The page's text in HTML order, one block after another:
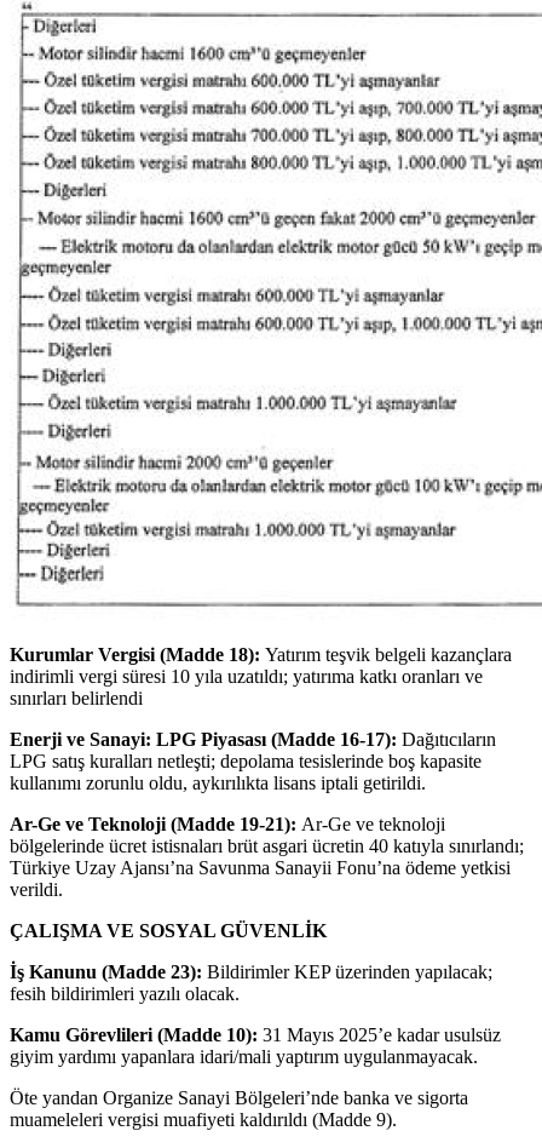
Kurumlar Vergisi (Madde 18): Yatırım teşvik belgeli kazançlara
indirimli vergi süresi 10 yıla uzatıldı; yatırıma katkı oranları ve
sınırları belirlendi
Enerji ve Sanayi: LPG Piyasası (Madde 16-17): Dağıtıcıların
LPG satış kuralları netleşti; depolama tesislerinde boş kapasite
kullanımı zorunlu oldu, aykırılıkta lisans iptali getirildi.
Ar-Ge ve Teknoloji (Madde 19-21): Ar-Ge ve teknoloji
bölgelerinde ücret istisnaları brüt asgari ücretin 40 katıyla sınırlandı;
Türkiye Uzay Ajansı’na Savunma Sanayii Fonu’na ödeme yetkisi
verildi.
ÇALIŞMA VE SOSYAL GÜVENLİK
İş Kanunu (Madde 23): Bildirimler KEP üzerinden yapılacak;
fesih bildirimleri yazılı olacak.
Kamu Görevlileri (Madde 10): 31 Mayıs 2025’e kadar usulsüz
giyim yardımı yapanlara idari/mali yaptırım uygulanmayacak.
Öte yandan Organize Sanayi Bölgeleri’nde banka ve sigorta
muameleleri vergisi muafiyeti kaldırıldı (Madde 9).